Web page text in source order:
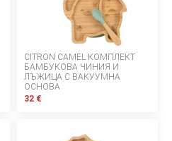
CITRON CAMEL КОМПЛЕКТ
БАМБУКОВА ЧИНИЯ И
ЛЪЖИЦА С ВАКУУМНА
ОСНОВА
32 €